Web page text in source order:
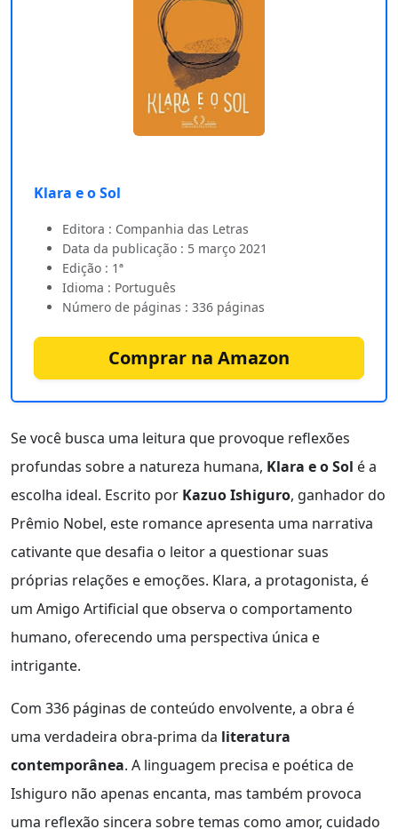
Klara e o Sol
Editora : Companhia das Letras
Data da publicação : 5 março 2021
Edição : 1ª
Idioma : Português
Número de páginas : 336 páginas
Comprar na Amazon
Se você busca uma leitura que provoque reflexões
profundas sobre a natureza humana, Klara e o Sol é a
escolha ideal. Escrito por Kazuo Ishiguro, ganhador do
Prêmio Nobel, este romance apresenta uma narrativa
cativante que desafia o leitor a questionar suas
próprias relações e emoções. Klara, a protagonista, é
um Amigo Artificial que observa o comportamento
humano, oferecendo uma perspectiva única e
intrigante.
Com 336 páginas de conteúdo envolvente, a obra é
uma verdadeira obra-prima da literatura
contemporânea. A linguagem precisa e poética de
Ishiguro não apenas encanta, mas também provoca
uma reflexão sincera sobre temas como amor, cuidado